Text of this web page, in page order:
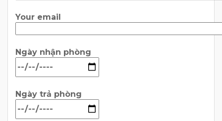
Your email
Ngày nhận phòng
Ngày trả phòng